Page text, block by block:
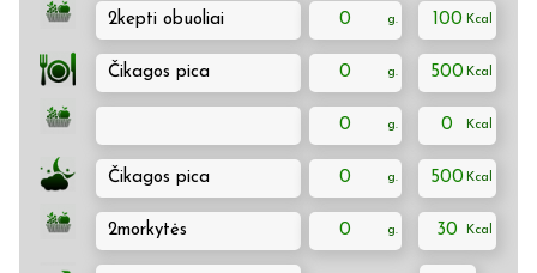
2kepti obuoliai 0 100
Čikagos pica 0 500
0 0
Čikagos pica 0 500
2morkytės 0 30